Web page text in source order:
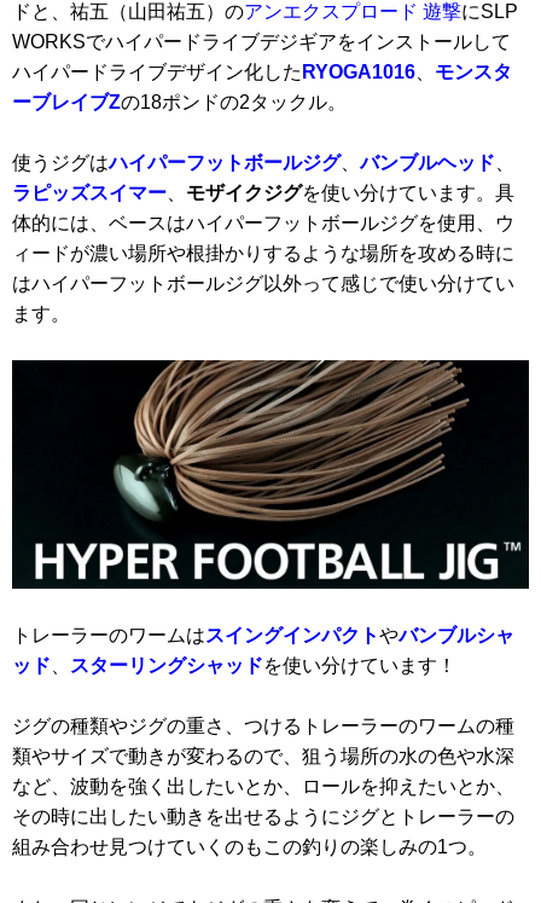
ドと、祐五（山田祐五）のアンエクスプロード 遊撃にSLP
WORKSでハイパードライブデジギアをインストールして
ハイパードライブデザイン化した RYOGA1016
モンスタ
ーブレイブZの18ポンドの2タックル。
使うジグはハイパーフットボールジグ、バンブルヘッド
ラピッズスイマー
モザイクジグを使い分けています。具
体的には、ベースはハイパーフットボールジグを使用、ウ
ィードが濃い場所や根掛かりするような場所を攻める時に
はハイパーフットボールジグ以外って感じで使い分けてい
ます。
トレーラーのワームはスイングインパクトやバンブルシャ
ッド
スターリングシャッドを使い分けています！
ジグの種類やジグの重さ、つけるトレーラーのワームの種
類やサイズで動きが変わるので、狙う場所の水の色や水深
など、波動を強く出したいとか、ロールを抑えたいとか、
その時に出したい動きを出せるようにジグとトレーラーの
組み合わせ見つけていくのもこの釣りの楽しみの1つ。